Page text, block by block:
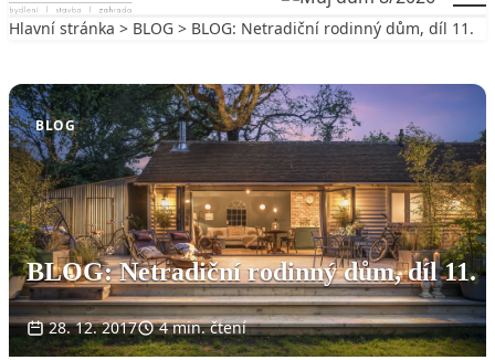
Hlavní stránka > BLOG > BLOG: Netradiční rodinný dům, díl 11.
BLOG
BLOG: Netradiční rodinný dům, díl 11.
28. 12. 2017 4 min. čtení